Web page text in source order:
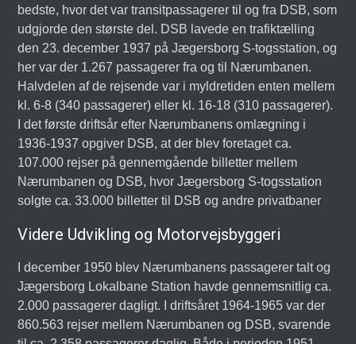
bedste, hvor det var transitpassagerer til og fra DSB, som
udgjorde den største del. DSB lavede en trafiktælling
den 23. december 1937 på Jægersborg S-togsstation, og
her var der 1.267 passagerer fra og til Nærumbanen.
Halvdelen af de rejsende var i myldretiden enten mellem
kl. 6-8 (340 passagerer) eller kl. 16-18 (310 passagerer).
I det første driftsår efter Nærumbanens omlægning i
1936-1937 opgiver DSB, at der blev foretaget ca.
107.000 rejser på gennemgående billetter mellem
Nærumbanen og DSB, hvor Jægersborg S-togsstation
solgte ca. 33.000 billetter til DSB og andre privatbaner
Videre Udvikling og Motorvejsbyggeri
I december 1950 blev Nærumbanens passagerer talt og
Jægersborg Lokalbane Station havde gennemsnitlig ca.
2.000 passagerer dagligt. I driftsåret 1964-1965 var der
860.563 rejser mellem Nærumbanen og DSB, svarende